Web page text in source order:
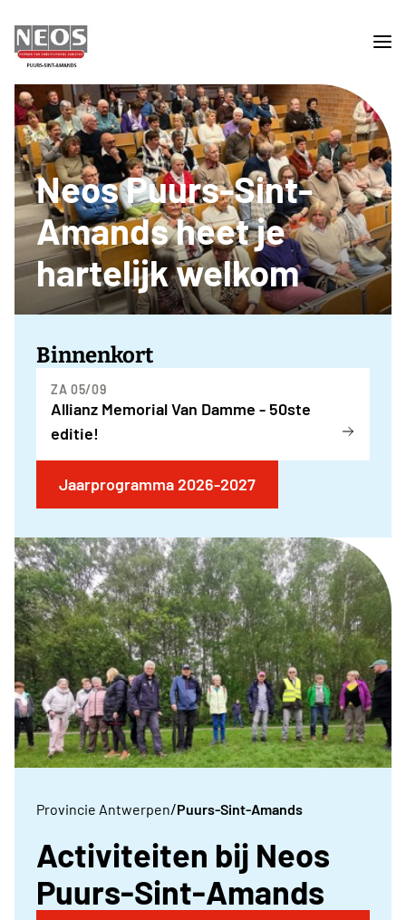
Neos Puurs-Sint-
Amands heet je
hartelijk welkom
Binnenkort
ZA 05/09
Allianz Memorial Van Damme - 50ste
editie!
Jaarprogramma 2026-2027
Provincie Antwerpen/Puurs-Sint-Amands
Activiteiten bij Neos
Puurs-Sint-Amands